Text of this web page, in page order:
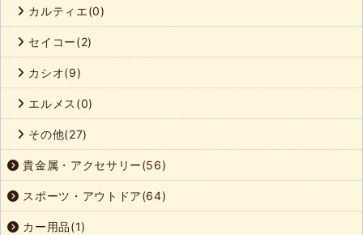
カルティエ(0)
セイコー(2)
カシオ(9)
エルメス(0)
その他(27)
貴金属・アクセサリー(56)
スポーツ・アウトドア(64)
カー用品(1)